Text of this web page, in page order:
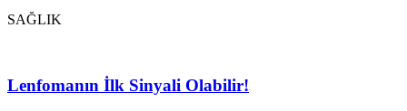
SAĞLIK
Lenfomanın İlk Sinyali Olabilir!